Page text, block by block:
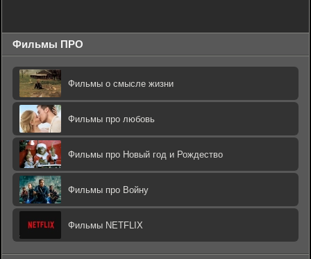
Фильмы ПРО
Фильмы о смысле жизни
Фильмы про любовь
Фильмы про Новый год и Рождество
Фильмы про Войну
Фильмы NETFLIX